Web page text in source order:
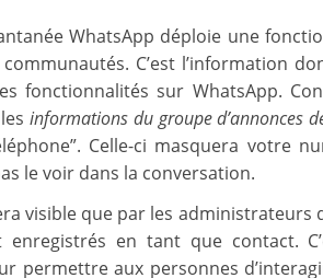
WhatsApp déploie une
C’est l’information
fonctionnalités sur WhatsApp.
informations du groupe d’annonces
Celle-ci masquera votre
le voir dans la conversation.
visible que par les administrateurs
en tant que contact.
permettre aux personnes